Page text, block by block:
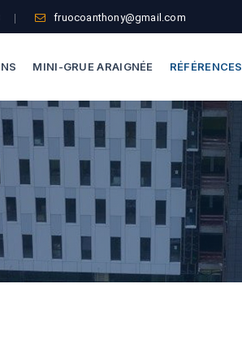
fruocoanthony@gmail.com
Vitrages
De Glace
Fuite
MINI-GRUE ARAIGNÉE
Capacité De Levage
Nos Formules
RÉFÉRENCES